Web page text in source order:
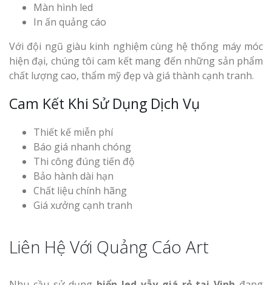
Màn hình led
In ấn quảng cáo
Với đội ngũ giàu kinh nghiệm cùng hệ thống máy móc
hiện đại, chúng tôi cam kết mang đến những sản phẩm
chất lượng cao, thẩm mỹ đẹp và giá thành cạnh tranh.
Cam Kết Khi Sử Dụng Dịch Vụ
Thiết kế miễn phí
Báo giá nhanh chóng
Thi công đúng tiến độ
Bảo hành dài hạn
Chất liệu chính hãng
Giá xưởng cạnh tranh
Liên Hệ Với Quảng Cáo Art